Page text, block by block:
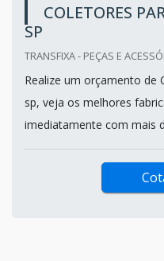
COLETORES
SP
TRANSFIXA - PEÇAS E
Realize um orçamento de
sp, veja os melhores
imediatamente com mais